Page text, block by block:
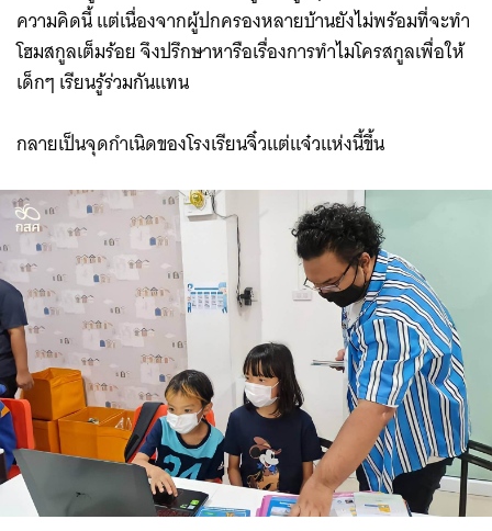
ความคิดนี้ แต่เนื่องจากผู้ปกครองหลายบ้านยังไม่พร้อมที่จะทำ
โฮมสกูลเต็มร้อย จึงปรึกษาหารือเรื่องการทำไมโครสกูลเพื่อให้
เด็กๆ เรียนรู้ร่วมกันแทน
กลายเป็นจุดกำเนิดของโรงเรียนจิ๋วแต่แจ๋วแห่งนี้ขึ้น